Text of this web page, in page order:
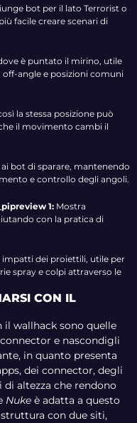
bot per il lato Terrorist o
facile creare scenari di
è puntato il mirino, utile
angle e posizioni comuni
la stessa posizione può
il movimento cambi il
bot di sparare, mantenendo
e controllo degli angoli.
1: Mostra
con la pratica di
impatti dei proiettili, utile per
spray e colpi attraverso le
CON IL
wallhack sono quelle
e nascondigli
in quanto presenta
dei connector, degli
altezza che rendono
Nuke è adatta a questo
con due siti,